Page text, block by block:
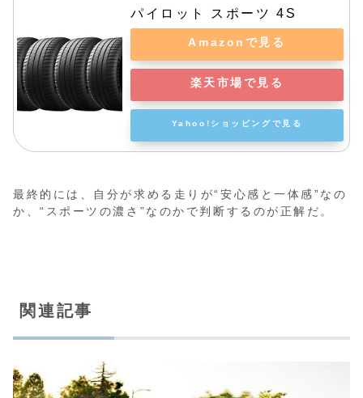
パイロット スポーツ 4S
Amazonで見る
楽天市場で見る
Yahoo!ショッピングで見る
最終的には、自分が求める走りが“安心感と一体感”なの
か、“スポーツの濃さ”なのかで判断するのが正解だ。
関連記事